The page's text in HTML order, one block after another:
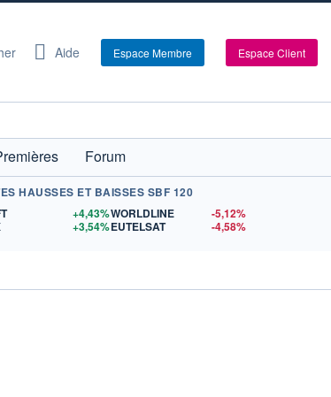
Aide Espace Membre Espace Client
Forum
HAUSSES ET BAISSES SBF 120
+4,43%
+3,54%
WORLDLINE
-5,12%
EUTELSAT
-4,58%